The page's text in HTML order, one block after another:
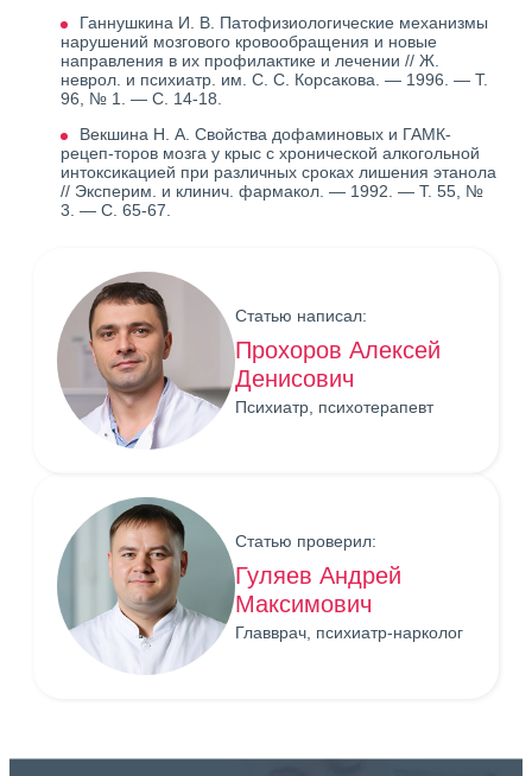
Ганнушкина И. В. Патофизиологические механизмы
нарушений мозгового кровообращения и новые
направления в их профилактике и лечении // Ж.
неврол. и психиатр. им. С. С. Корсакова. — 1996. — Т.
96, № 1. — С. 14-18.
Векшина Н. А. Свойства дофаминовых и ГАМК-
рецеп-торов мозга у крыс с хронической алкогольной
интоксикацией при различных сроках лишения этанола
// Эксперим. и клинич. фармакол. — 1992. — Т. 55, №
3. — С. 65-67.
Статью написал:
Прохоров Алексей
Денисович
Психиатр, психотерапевт
Статью проверил:
Гуляев Андрей
Максимович
Главврач, психиатр-нарколог